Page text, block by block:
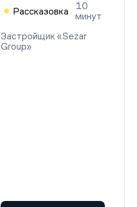
Рассказовка
10
минут
Застройщик «Sezar
Group»